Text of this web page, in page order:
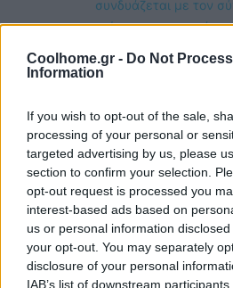
Coolhome.gr - Do Not
Information
If you wish to opt-out of the sale,
processing of your personal or
targeted advertising by us, please
section to confirm your selection.
opt-out request is processed you
interest-based ads based on
us or personal information
your opt-out. You may separately
disclosure of your personal
IAB’s list of downstream